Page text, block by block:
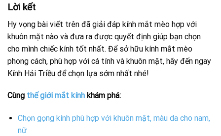
Lời kết
Hy vọng bài viết trên đã giải đáp kính mắt mèo hợp với
khuôn mặt nào và đưa ra được quyết định giúp bạn chọn
cho mình chiếc kính tốt nhất. Để sở hữu kính mắt mèo
phong cách, phù hợp với cá tính và khuôn mặt, hãy đến ngay
Kính Hải Triều để chọn lựa sớm nhất nhé!
Cùng thế giới mắt kính khám phá:
Chọn gọng kính phù hợp với khuôn mặt, màu da cho nam,
nữ